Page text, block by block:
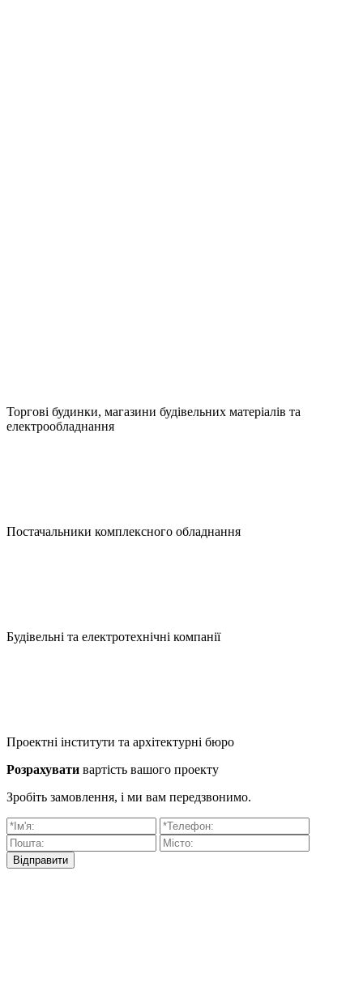
Торгові будинки, магазини будівельних матеріалів та
електрообладнання
Постачальники комплексного обладнання
Будівельні та електротехнічні компанії
Проектні інститути та архітектурні бюро
Розрахувати вартість вашого проекту
Зробіть замовлення, і ми вам передзвонимо.
Відправити